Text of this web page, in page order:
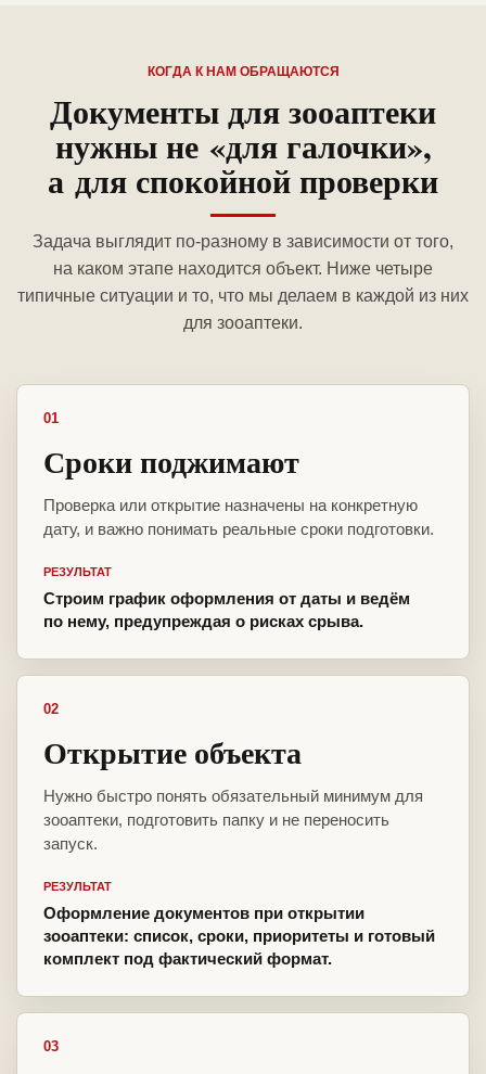
КОГДА К НАМ ОБРАЩАЮТСЯ
Документы для зооаптеки
нужны не «для галочки»,
а для спокойной проверки
Задача выглядит по-разному в зависимости от того,
на каком этапе находится объект. Ниже четыре
типичные ситуации и то, что мы делаем в каждой из них
для зооаптеки.
01
Сроки поджимают
Проверка или открытие назначены на конкретную
дату, и важно понимать реальные сроки подготовки.
РЕЗУЛЬТАТ
Строим график оформления от даты и ведём
по нему, предупреждая о рисках срыва.
02
Открытие объекта
Нужно быстро понять обязательный минимум для
зооаптеки, подготовить папку и не переносить
запуск.
РЕЗУЛЬТАТ
Оформление документов при открытии
зооаптеки: список, сроки, приоритеты и готовый
комплект под фактический формат.
03